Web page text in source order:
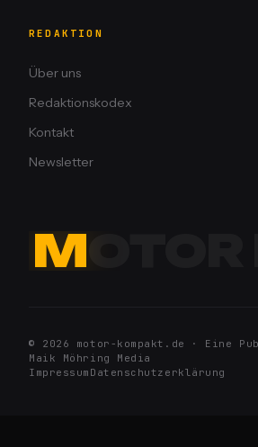
REDAKTION
Über uns
Redaktionskodex
Kontakt
Newsletter
M
© 2026 motor-kompakt.de · Eine
Maik Möhring Media
Impressum Datenschutzerklärung